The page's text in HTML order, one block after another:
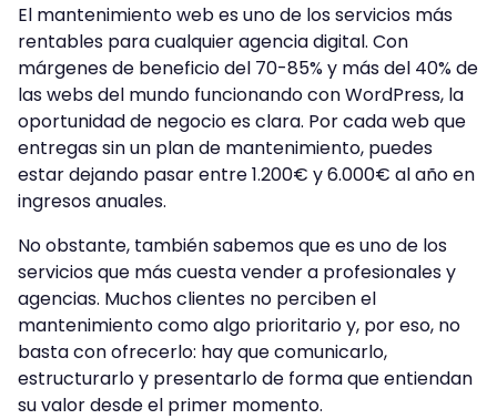
El mantenimiento web es uno de los servicios más
rentables para cualquier agencia digital. Con
márgenes de beneficio del 70-85% y más del 40% de
las webs del mundo funcionando con WordPress, la
oportunidad de negocio es clara. Por cada web que
entregas sin un plan de mantenimiento, puedes
estar dejando pasar entre 1.200€ y 6.000€ al año en
ingresos anuales.
No obstante, también sabemos que es uno de los
servicios que más cuesta vender a profesionales y
agencias. Muchos clientes no perciben el
mantenimiento como algo prioritario y, por eso, no
basta con ofrecerlo: hay que comunicarlo,
estructurarlo y presentarlo de forma que entiendan
su valor desde el primer momento.